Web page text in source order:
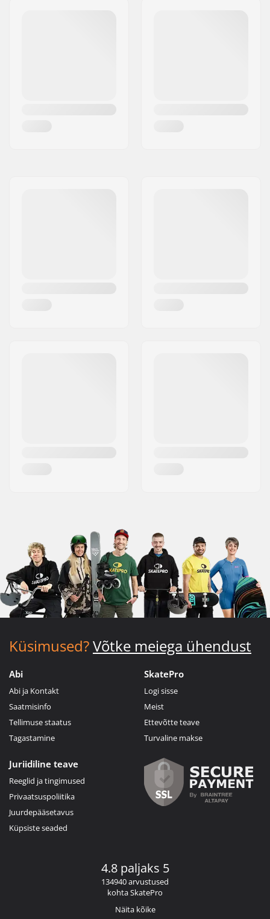
Küsimused?Võtke meiega ühendust
Abi
Abi ja Kontakt
Saatmisinfo
Tellimuse staatus
Tagastamine
SkatePro
Logi sisse
Meist
Ettevõtte teave
Turvaline makse
Juriidiline teave
Reeglid ja tingimused
Privaatsuspoliitika
Juurdepääsetavus
Küpsiste seaded
4.8 paljaks 5
134940 arvustused
kohta SkatePro
Näita kõike